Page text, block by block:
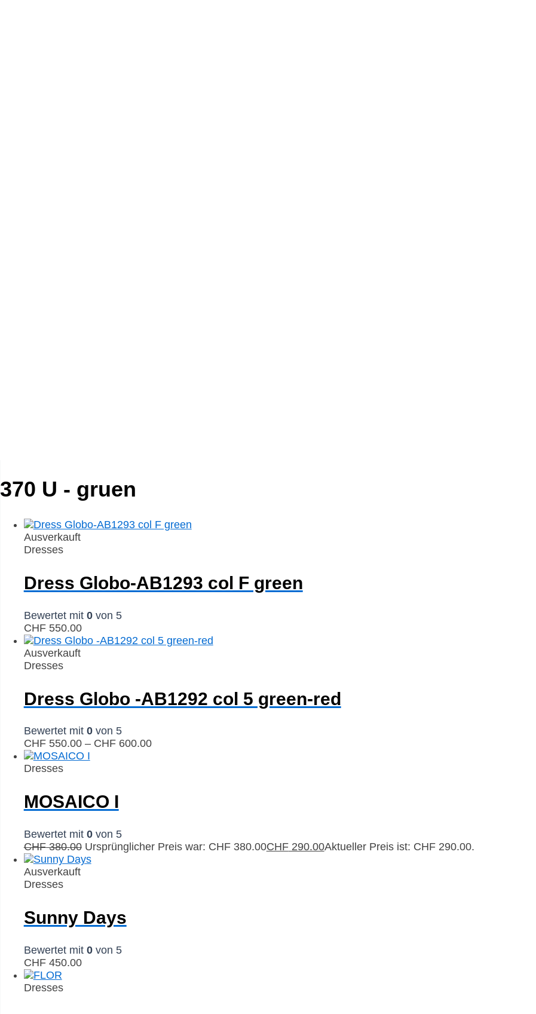
370 U - gruen
Ausverkauft
Dresses
Dress Globo-AB1293 col F green
Bewertet mit 0von 5
CHF550.00
Ausverkauft
Dresses
Dress Globo -AB1292 col 5 green-red
Bewertet mit 0von 5
CHF550.00– CHF600.00
Dresses
MOSAICO I
Bewertet mit 0von 5
CHF380.00 Ursprünglicher Preis war: CHF 380.00CHF290.00Aktueller Preis ist: CHF 290.00.
Ausverkauft
Dresses
Sunny Days
Bewertet mit 0von 5
CHF450.00
Dresses